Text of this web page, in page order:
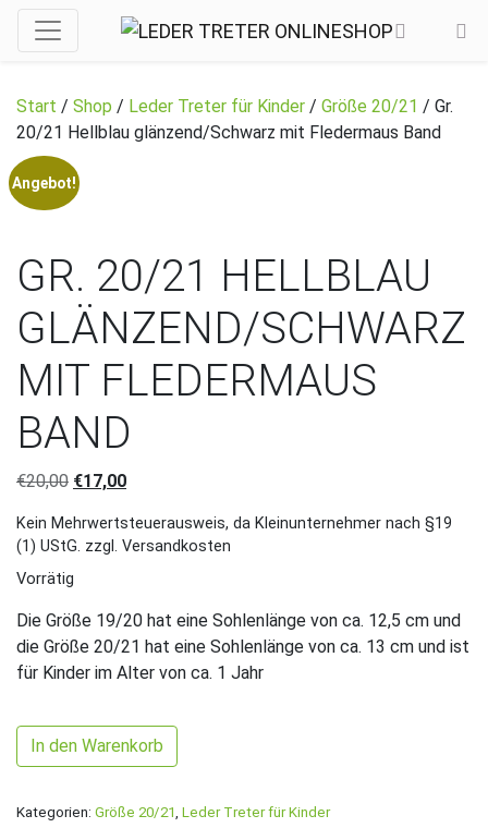
Start / Shop / Leder Treter für Kinder / Größe 20/21 / Gr.
20/21 Hellblau glänzend/Schwarz mit Fledermaus Band
Angebot!
GR. 20/21 HELLBLAU
GLÄNZEND/SCHWARZ
MIT FLEDERMAUS
BAND
€20,00 Ursprünglicher Preis war: €20,00
€17,00Aktueller Preis ist: €17,00.
Kein Mehrwertsteuerausweis, da Kleinunternehmer nach §19
(1) UStG. zzgl. Versandkosten
Vorrätig
Die Größe 19/20 hat eine Sohlenlänge von ca. 12,5 cm und
die Größe 20/21 hat eine Sohlenlänge von ca. 13 cm und ist
für Kinder im Alter von ca. 1 Jahr
Gr. 20/21 Hellblau glänzend/Schwarz mit Fledermaus Band
In den Warenkorb
Kategorien: Größe 20/21, Leder Treter für Kinder